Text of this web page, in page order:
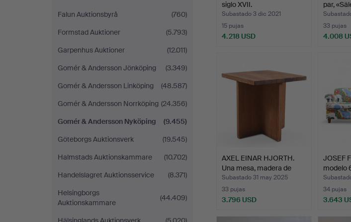
Falun Auktionsbyrå
(760)
Formstad Auktioner
(5.793)
Garpenhus Auktioner
(12.011)
Gomér & Andersson Jönköping
(3.349)
Gomér & Andersson Linköping
(48.587)
Gomér & Andersson Norrköping (24.356)
Gomér & Andersson Nyköping
(9.455)
Göteborgs Auktionsverk
(19.545)
Halmstads Auktionskammare
(10.702)
Handelslagret Auktionsservice
(8.371)
Helsingborgs
Auktionskammare
(44.409)
siglo XVII.
Subastado 3 dic 2021
15 pujas
4.218 USD
par,
33 pujas
4.008
AXEL EINAR HJORTH.
Una mesa, madera de
pin…
Subastado 31 may 2025
33 pujas
3.796 USD
JOSEF
modelo
Svens…
34 pujas
3.643